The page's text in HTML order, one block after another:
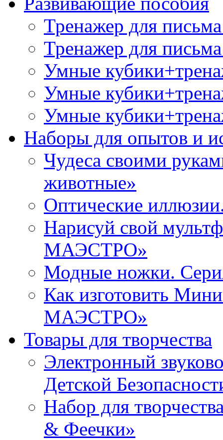
Тренажер для
Тренажер для
Умные
Умные
Умные
Наборы для опытов и
Чудеса своими
животные»
Оптические
Нарисуй свой
МАЭСТРО»
Модные ножки.
Как изготовить
МАЭСТРО»
Товары для творчества
Электронный
Детской
Набор для
& Феечки»